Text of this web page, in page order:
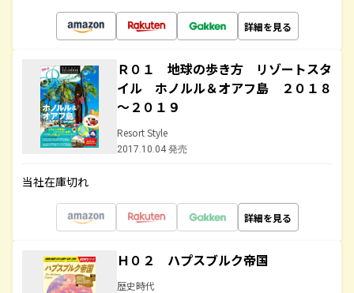
詳細を見る
Ｒ０１ 地球の歩き方 リゾートスタ
イル ホノルル＆オアフ島 ２０１８
～２０１９
Resort Style
2017.10.04 発売
当社在庫切れ
詳細を見る
Ｈ０２ ハプスブルク帝国
歴史時代